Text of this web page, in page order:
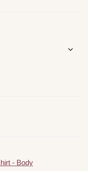
- Body